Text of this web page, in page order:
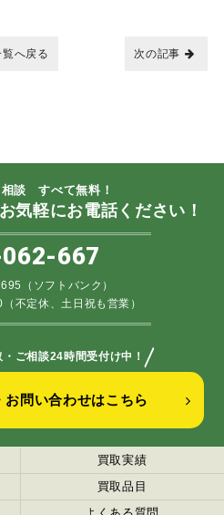
次の記事
覧へ戻る
談 すべて無料！
気軽にお電話ください！
667
（ソフトバンク）
不定休、土日祝も営業）
ご相談24時間受付け中！ ／
お問い合わせはこちら
買取実績
買取品目